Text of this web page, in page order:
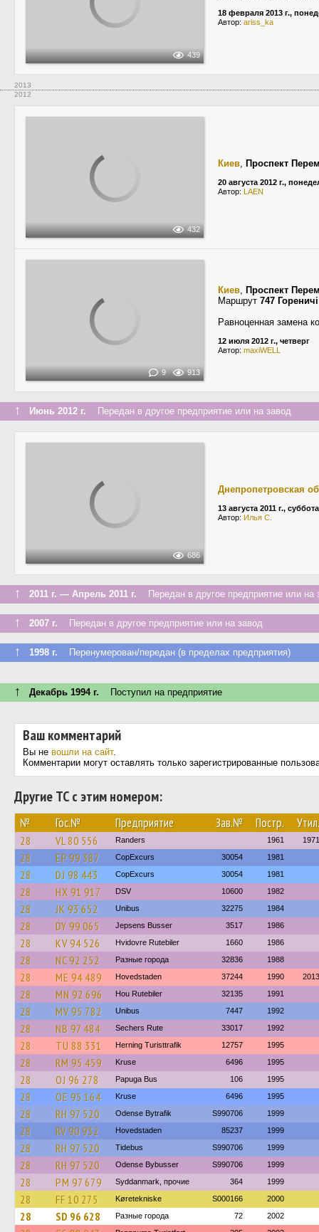
439
18 февраля 2013 г.,
Автор: ariss_ka
2013
2012
432
Киев, Проспект
20 августа 2012 г.,
Автор: LAEN
9 913
Киев, Проспект
Маршрут 747
Равноценная замена
12 июля 2012 г., четверг
Автор: maxiWELL
↑ Июнь 2012 г. Передан в другое предприятие или на завод
686
Днепропетровская
13 августа 2011 г., суббота
Автор: Илья С.
↑ 2011 г. — Апрель 2011 г. Передан в другое предприятие или на
↑ 2007 г. Передан в другое предприятие или на завод
↑ 1998 г. Перенумерован/передан (в пределах предприятия)
↑ Декабрь 1994 г. Поступил на предприятие
Ваш комментарий
Вы не вошли на сайт.
Комментарии могут оставлять только зарегистрированные
Другие ТС с этим номером:
№ Гос.№ Предприятие Зав.№ Постр. Утил.
28 VL 80 556 Randers 1961 1971
28 EP 99 387 CopExcurs 30054 1981
28 DJ 98 443 CopExcurs 30054 1981
28 HX 91 917 DSV 10600 1982
28 JK 93 652 Unibus 32275 1984
28 DY 99 065 Jepsens Busser 3517 1986
28 KV 94 526 Hvidovre Rutebiler 1660 1986
28 NC 92 252 Разные города 32836 1988
28 ME 94 489 Hovedstaden 37244 1990 2013
28 MN 92 696 Hou Rutebiler 32135 1991
28 MV 95 782 Unibus 7447 1992
28 NB 97 484 Sechers Rute 33017 1992
28 TU 88 331 Herning Turisttrafik 12757 1995
28 RM 95 459 Kruse 6496 1995
28 OJ 96 278 Papuga Bus 106 1995
28 OE 95 164 Kruse 6496 1995
28 RH 97 520 Odense Bytrafik S990706 1999
28 RV 90 932 Hovedstaden 85237 1999
28 RH 97 520 Tidebus S990706 1999
28 RH 97 520 Odense Bybusser S990706 1999
28 PM 97 679 Syddanmark, прочие 364 1999
28 FF 10 275 Køretekniske S000166 2000
28 SD 96 628 Разные города 72 2002